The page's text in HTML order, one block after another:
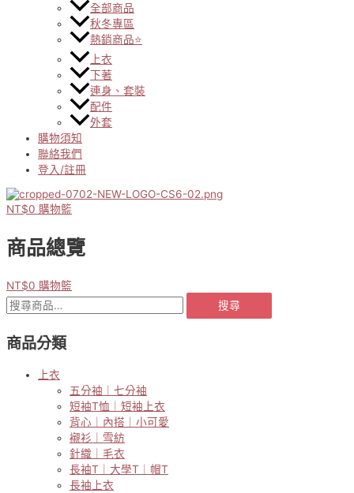
全部商品
秋冬專區
熱銷商品⭐
上衣
下著
連身、套裝
配件
外套
購物須知
聯絡我們
登入/註冊
NT$0 購物籃
商品總覽
NT$0 購物籃
搜
尋
關
鍵
搜尋
商品分類
上衣
五分袖｜七分袖
短袖T恤｜短袖上衣
背心｜內搭｜小可愛
襯衫｜雪紡
針織｜毛衣
長袖T｜大學T｜帽T
長袖上衣